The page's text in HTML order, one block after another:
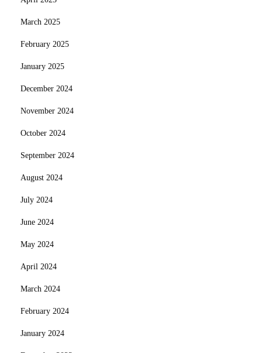
March 2025
February 2025
January 2025
December 2024
November 2024
October 2024
September 2024
August 2024
July 2024
June 2024
May 2024
April 2024
March 2024
February 2024
January 2024